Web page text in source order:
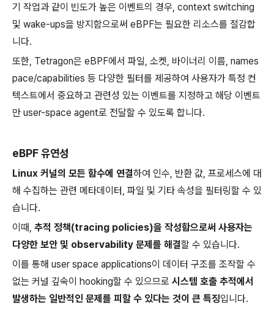
기 작업과 같이 빈도가 높은 이벤트의 경우, context switching
및 wake-ups을 방지함으로써 eBPF는 필요한 리소스를 절감합
니다.
또한, Tetragon은 eBPF에서 파일, 소켓, 바이너리 이름, names
pace/capabilities 등 다양한 필터를 제공하여 사용자가 특정 컨
텍스트에서 중요하고 관련성 있는 이벤트를 지정하고 해당 이벤트
만 user-space agent로 전달할 수 있도록 합니다.
eBPF 유연성
Linux 커널의 모든 함수에 연결하여 인수, 반환 값, 프로세스에 대
해 수집하는 관련 메타데이터, 파일 및 기타 속성을 필터링할 수 있
습니다.
이때, 추적 정책(tracing policies)을 작성함으로써 사용자는
다양한 보안 및 observability 문제를 해결할 수 있습니다.
이를 통해 user space applications이 데이터 구조를 조작할 수
없는 커널 깊숙이 hooking할 수 있으므로 시스템 호출 추적에서
발생하는 일반적인 문제를 피할 수 있다는 것이 큰 특징입니다.